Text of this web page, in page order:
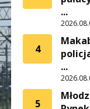
...
4
...
5